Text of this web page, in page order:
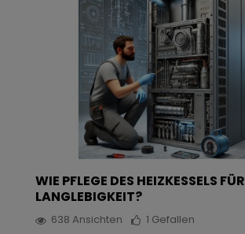
WIE PFLEGE DES HEIZKESSELS
LANGLEBIGKEIT?
638 Ansichten 1 Gefallen